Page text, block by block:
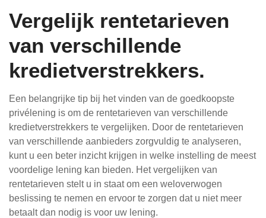
Vergelijk rentetarieven
van verschillende
kredietverstrekkers.
Een belangrijke tip bij het vinden van de goedkoopste
privélening is om de rentetarieven van verschillende
kredietverstrekkers te vergelijken. Door de rentetarieven
van verschillende aanbieders zorgvuldig te analyseren,
kunt u een beter inzicht krijgen in welke instelling de meest
voordelige lening kan bieden. Het vergelijken van
rentetarieven stelt u in staat om een weloverwogen
beslissing te nemen en ervoor te zorgen dat u niet meer
betaalt dan nodig is voor uw lening.